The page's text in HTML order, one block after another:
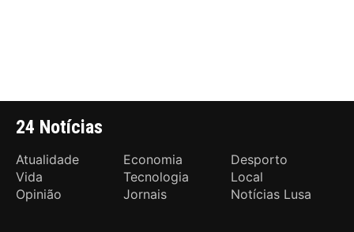
24 Notícias
Atualidade Economia
Desporto
Vida
Tecnologia
Local
Opinião
Jornais Notícias Lusa